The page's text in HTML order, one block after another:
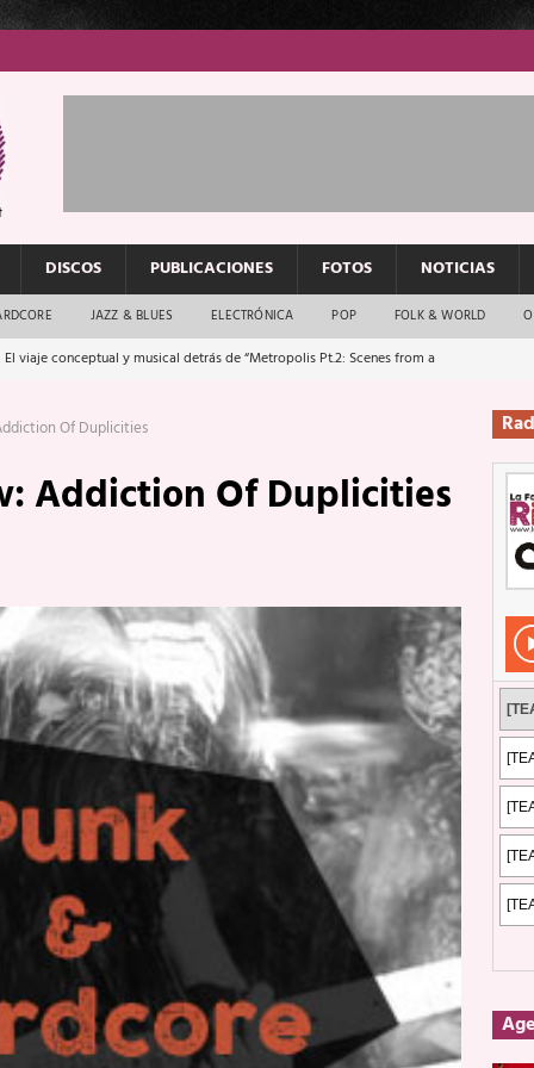
DISCOS PUBLICACIONES FOTOS NOTICIAS
JAZZ & BLUES ELECTRÓNICA POP FOLK & WORLD
El viaje conceptual y musical detrás de “Metropolis Pt.2: Scenes from a
El rock urbano sigue en buenas manos
que van a escucharte te saludan
ENTREVISTAS
2 de mayo de 2026 en Fuengirola
FOTOS
Su ‘aullido’ retumbó ferozmente en Fuengirola.
La historia de Nintendo Vol. 2 PUBLICACIONES
Of Duplicities
Addiction Of Duplicities